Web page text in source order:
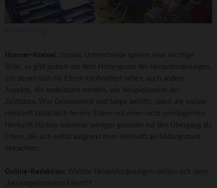
Hunner-Kreisel:
Soziale Unterschiede spielen eine wichtige
Rolle, es gibt jedoch vor dem Hintergrund der Herausforderungen,
mit denen sich die Eltern konfrontiert sehen, auch andere
Aspekte, die bedeutsam werden, wie beispielsweise der
Zeitfaktor. Was Gelassenheit und Sorge betrifft, spielt die soziale
Herkunft tatsächlich herein: Eltern mit einer nicht-privilegierten
Herkunft blicken teilweise weniger gelassen auf den Übergang als
Eltern, die sich selbst aufgrund ihrer Herkunft als bildungsstark
betrachten.
Online-Redaktion: Welche Herausforderungen stellen sich denn
„herausgeforderten Eltern“?